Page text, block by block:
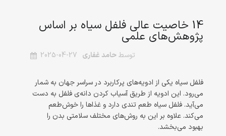
14 خاصیت عالی فلفل سیاه بر اساس
پژوهش‌های علمی
2025-04-27 توسطحامد غفاری
فلفل سیاه یکی از ادویه‌های پرکاربرد در سراسر جهان به شمار
می‌رود. این ادویه از طریق آسیاب کردن دانه‌ی فلفل به دست
می‌آید. فلفل سیاه طعم تندی دارد و غذاها را خوش‌طعم
می‌کند. علاوه بر این به روش‌های مختلف سلامتی بدن را
بهبود می‌بخشد.